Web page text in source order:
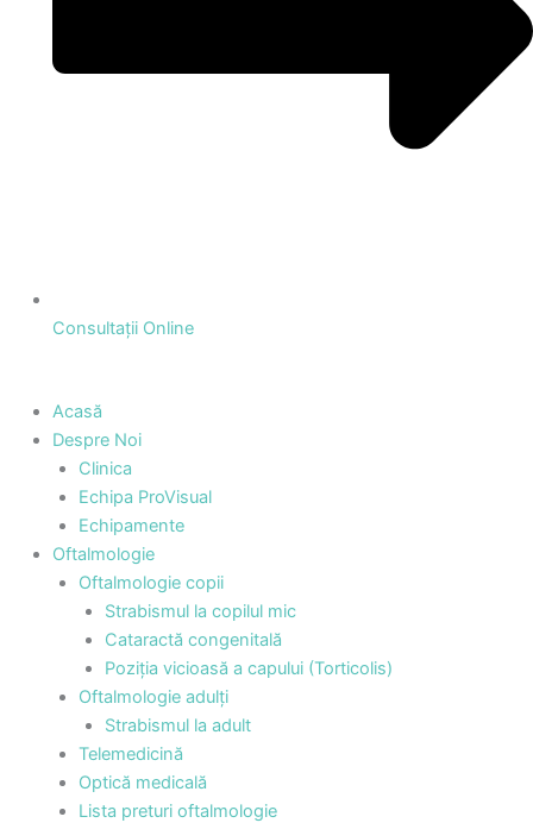
Consultații Online
Acasă
Despre Noi
Clinica
Echipa ProVisual
Echipamente
Oftalmologie
Oftalmologie copii
Strabismul la copilul mic
Cataractă congenitală
Poziția vicioasă a capului (Torticolis)
Oftalmologie adulți
Strabismul la adult
Telemedicină
Optică medicală
Lista preturi oftalmologie